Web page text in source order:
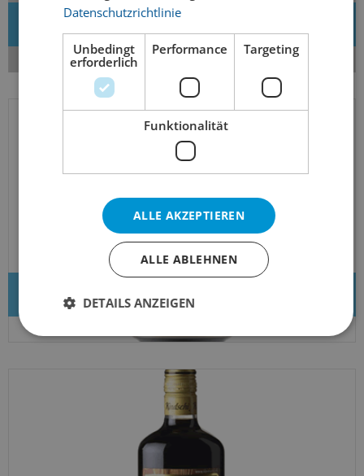
Bier des Monats
Datenschutzrichtlinie
Unbedingt
erforderlich
Performance Targeting
Funktionalität
ALLE AKZEPTIEREN
ALLE ABLEHNEN
DETAILS ANZEIGEN